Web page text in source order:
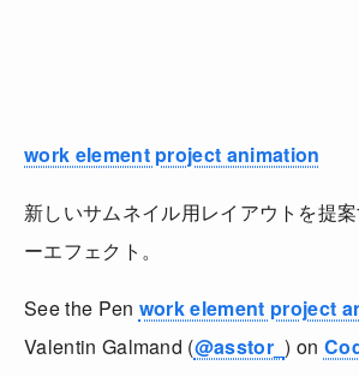
work element project animation
新しいサムネイル用レイアウトを提
ーエフェクト。
See the Pen work element project
Valentin Galmand (@asstor_) on